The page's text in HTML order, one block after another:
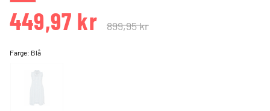
449,97 kr 899,95 kr
Farge: Blå